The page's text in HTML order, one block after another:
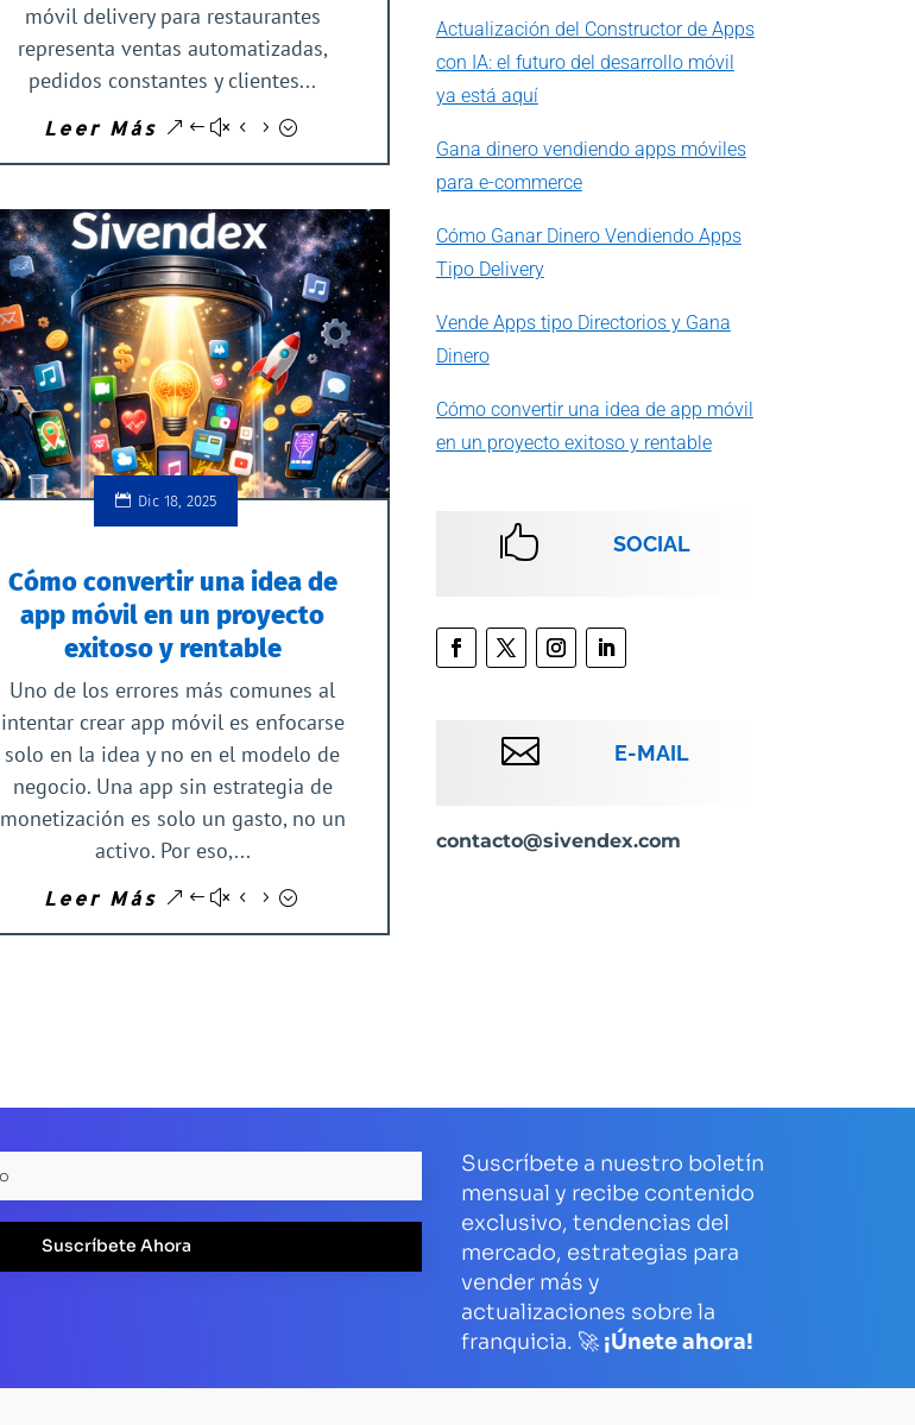
móvil delivery para restaurantes
representa ventas automatizadas,
pedidos constantes y clientes...
Leer Más
Dic 18, 2025
Cómo convertir una idea de
app móvil en un proyecto
exitoso y rentable
Uno de los errores más comunes al
intentar crear app móvil es enfocarse
solo en la idea y no en el modelo de
negocio. Una app sin estrategia de
monetización es solo un gasto, no un
activo. Por eso,...
Leer Más
Actualización del Constructor de Apps
con IA: el futuro del desarrollo móvil
ya está aquí
Gana dinero vendiendo apps móviles
para e-commerce
Cómo Ganar Dinero Vendiendo Apps
Tipo Delivery
Vende Apps tipo Directorios y Gana
Dinero
Cómo convertir una idea de app móvil
en un proyecto exitoso y rentable
 SOCIAL
 E-MAIL
contacto@sivendex.com
Suscríbete Ahora
Suscríbete a nuestro boletín
mensual y recibe contenido
exclusivo, tendencias del
mercado, estrategias para
vender más y
actualizaciones sobre la
franquicia. 🚀 ¡Únete ahora!